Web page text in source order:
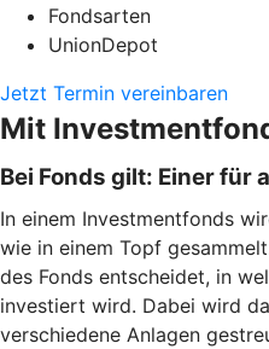
Fondsarten
UnionDepot
Jetzt Termin vereinbaren
Mit
Bei Fonds gilt: Einer für
In einem Investmentfonds
wie in einem Topf
des Fonds entscheidet, in
investiert wird. Dabei wird
verschiedene Anlagen